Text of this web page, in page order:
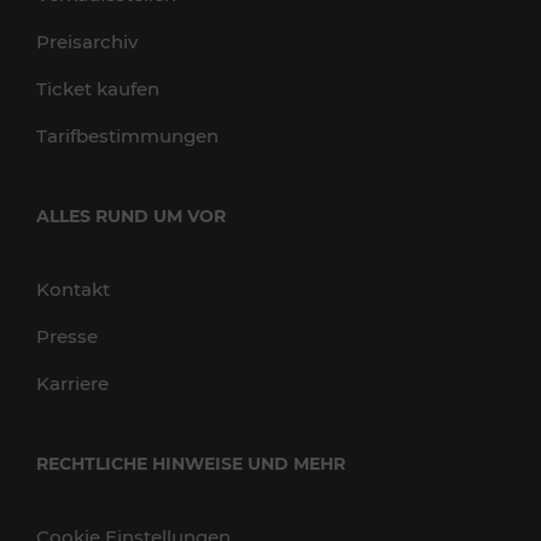
Preisarchiv
Ticket kaufen
Tarifbestimmungen
ALLES RUND UM VOR
Kontakt
Presse
Karriere
RECHTLICHE HINWEISE UND MEHR